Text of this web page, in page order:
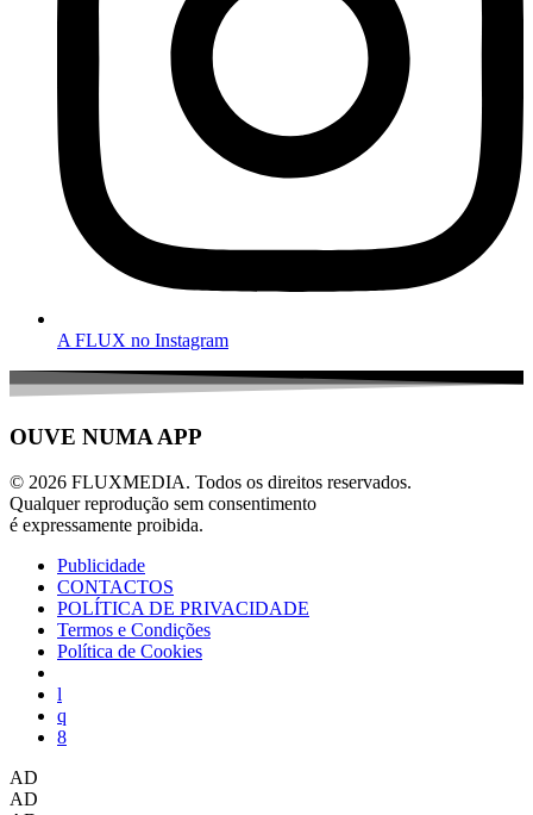
A FLUX no Instagram
OUVE NUMA APP
© 2026 FLUXMEDIA. Todos os direitos reservados.
Qualquer reprodução sem consentimento
é expressamente proibida.
Publicidade
CONTACTOS
POLÍTICA DE PRIVACIDADE
Termos e Condições
Política de Cookies
AD
AD